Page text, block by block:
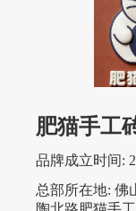
肥猫手工
品牌成立时间:
总部所在地: 佛